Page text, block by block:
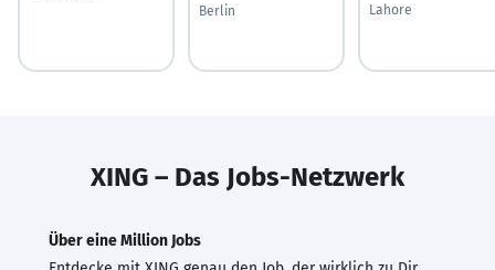
Berlin
Lahore
XING – Das Jobs-Netzwerk
Über eine Million Jobs